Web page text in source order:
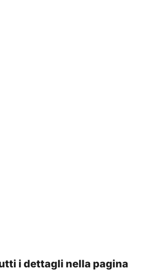
i dettagli nella pagina